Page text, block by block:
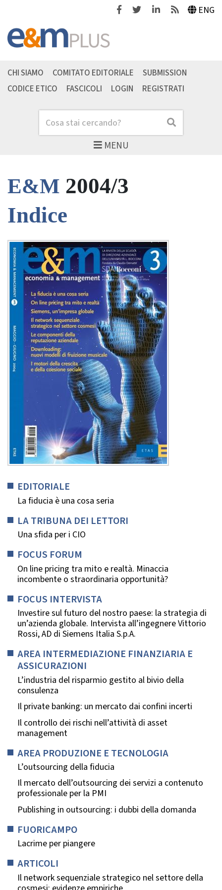
FacebookTwitterLinkedinFeeds ENG
MENU
Cerca Cerca
CHI SIAMO COMITATO EDITORIALE
SUBMISSION
CODICE ETICO
FASCICOLI LOGIN REGISTRATI
E&M 2004/3
Indice
EDITORIALE
La fiducia è una cosa seria
LA TRIBUNA DEI LETTORI
Una sfida per i CIO
FOCUS FORUM
On line pricing tra mito e realtà. Minaccia
incombente o straordinaria opportunità?
FOCUS INTERVISTA
Investire sul futuro del nostro paese: la strategia di
un’azienda globale. Intervista all’ingegnere Vittorio
Rossi, AD di Siemens Italia S.p.A.
AREA INTERMEDIAZIONE FINANZIARIA E
ASSICURAZIONI
L’industria del risparmio gestito al bivio della
consulenza
Il private banking: un mercato dai confini incerti
Il controllo dei rischi nell’attività di asset
management
AREA PRODUZIONE E TECNOLOGIA
L’outsourcing della fiducia
Il mercato dell’outsourcing dei servizi a contenuto
professionale per la PMI
Publishing in outsourcing: i dubbi della domanda
FUORICAMPO
Lacrime per piangere
ARTICOLI
Il network sequenziale strategico nel settore della